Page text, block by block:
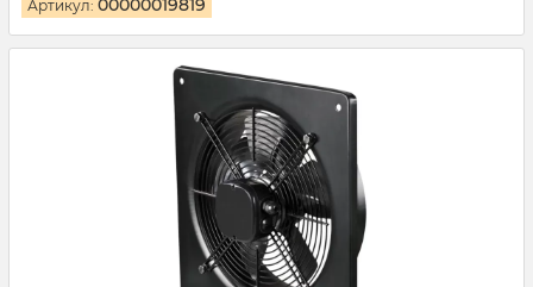
Артикул: 00000019819